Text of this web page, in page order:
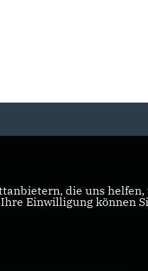
die uns helfen,
Einwilligung können